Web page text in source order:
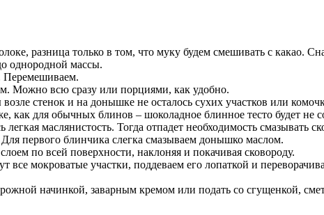
разница только в том, что муку будем смешивать с какао.
однородной массы.
Перемешиваем.
Можно всю сразу или порциями, как удобно.
стенок и на донышке не осталось сухих участков или
как для обычных блинов – шоколадное блинное тесто будет не
маслянистость. Тогда отпадет необходимость смазывать
Для первого блинчика слегка смазываем донышко маслом.
по всей поверхности, наклоняя и покачивая сковороду.
все мокроватые участки, поддеваем его лопаткой и
начинкой, заварным кремом или подать со сгущенкой,